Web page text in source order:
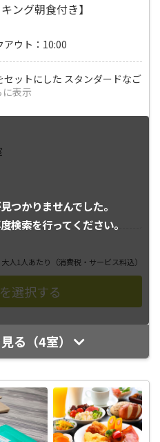
ング朝食付き】
ウト：10:00
ご朝食をセットにした スタンダードなご
表示
見つかりませんでした。
検索を行ってください。
人1人あたり （消費税・サービス料込）
る（4室）